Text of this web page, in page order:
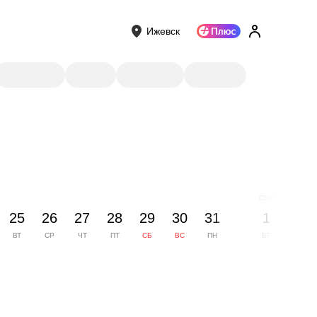
Ижевск
25
ВТ
26
СР
27
ЧТ
28
ПТ
29
СБ
30
ВС
31
ПН
1
ВТ